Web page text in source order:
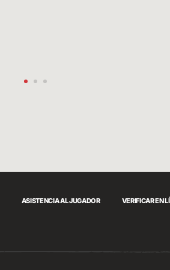
ASISTENCIA AL JUGADOR VERIFICAR EN